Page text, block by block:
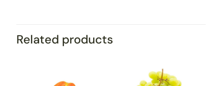
Related products